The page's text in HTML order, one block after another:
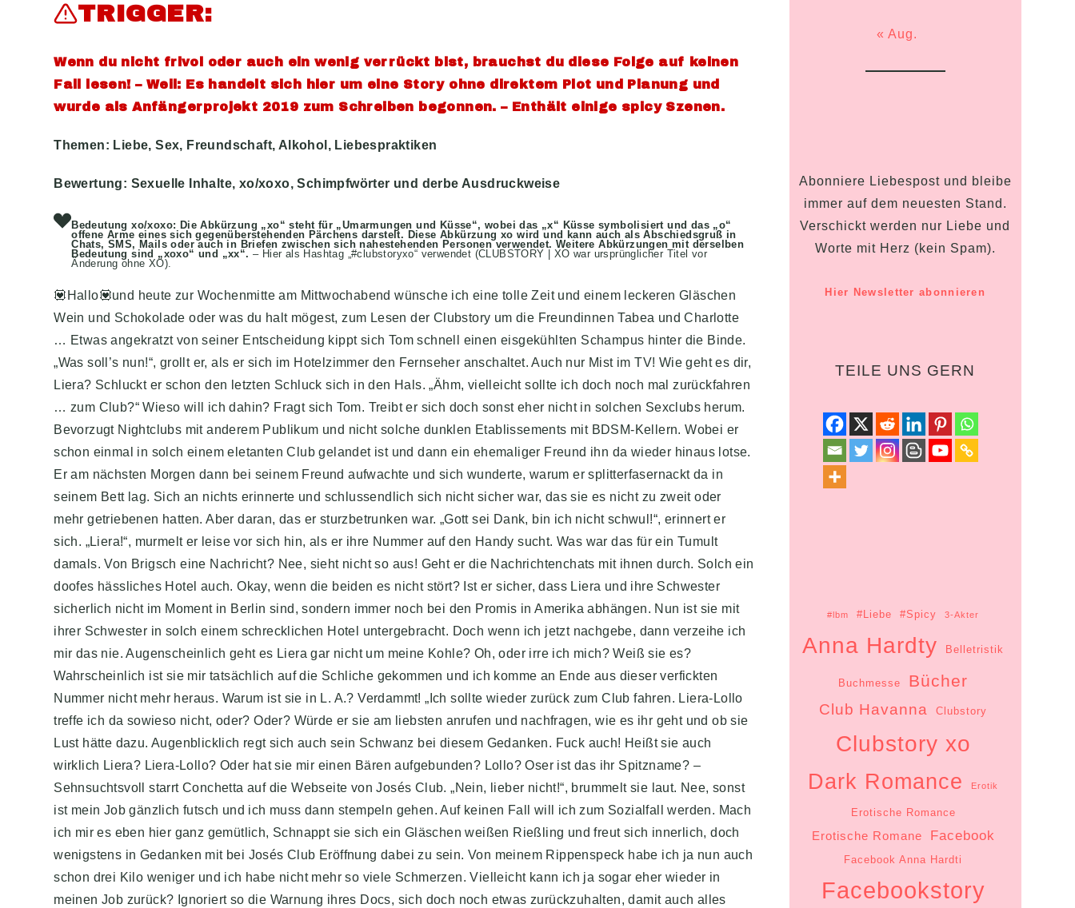
TRIGGER:
Wenn du nicht frivol oder auch ein wenig verrückt bist, brauchst du diese Folge auf keinen
Fall lesen! – Weil: Es handelt sich hier um eine Story ohne direktem Plot und Planung und
wurde als Anfängerprojekt 2019 zum Schreiben begonnen. – Enthält einige spicy Szenen.
Themen: Liebe, Sex, Freundschaft, Alkohol, Liebespraktiken
Bewertung: Sexuelle Inhalte, xo/xoxo, Schimpfwörter und derbe Ausdruckweise
Bedeutung xo/xoxo: Die Abkürzung „xo“ steht für „Umarmungen und Küsse“, wobei das „x“ Küsse symbolisiert und das „o“
offene Arme eines sich gegenüberstehenden Pärchens darstelt. Diese Abkürzung xo wird und kann auch als Abschiedsgruß in
Chats, SMS, Mails oder auch in Briefen zwischen sich nahestehenden Personen verwendet. Weitere Abkürzungen mit derselben
Bedeutung sind „xoxo“ und „xx“. – Hier als Hashtag „#clubstoryxo“ verwendet (CLUBSTORY | XO war ursprünglicher Titel vor
Änderung ohne XO).
💟Hallo💟und heute zur Wochenmitte am Mittwochabend wünsche ich eine tolle Zeit und einem leckeren Gläschen
Wein und Schokolade oder was du halt mögest, zum Lesen der Clubstory um die Freundinnen Tabea und Charlotte
… Etwas angekratzt von seiner Entscheidung kippt sich Tom schnell einen eisgekühlten Schampus hinter die Binde.
„Was soll’s nun!“, grollt er, als er sich im Hotelzimmer den Fernseher anschaltet. Auch nur Mist im TV! Wie geht es dir,
Liera? Schluckt er schon den letzten Schluck sich in den Hals. „Ähm, vielleicht sollte ich doch noch mal zurückfahren
… zum Club?“ Wieso will ich dahin? Fragt sich Tom. Treibt er sich doch sonst eher nicht in solchen Sexclubs herum.
Bevorzugt Nightclubs mit anderem Publikum und nicht solche dunklen Etablissements mit BDSM-Kellern. Wobei er
schon einmal in solch einem eletanten Club gelandet ist und dann ein ehemaliger Freund ihn da wieder hinaus lotse.
Er am nächsten Morgen dann bei seinem Freund aufwachte und sich wunderte, warum er splitterfasernackt da in
seinem Bett lag. Sich an nichts erinnerte und schlussendlich sich nicht sicher war, das sie es nicht zu zweit oder
mehr getriebenen hatten. Aber daran, das er sturzbetrunken war. „Gott sei Dank, bin ich nicht schwul!“, erinnert er
sich. „Liera!“, murmelt er leise vor sich hin, als er ihre Nummer auf den Handy sucht. Was war das für ein Tumult
damals. Von Brigsch eine Nachricht? Nee, sieht nicht so aus! Geht er die Nachrichtenchats mit ihnen durch. Solch ein
doofes hässliches Hotel auch. Okay, wenn die beiden es nicht stört? Ist er sicher, dass Liera und ihre Schwester
sicherlich nicht im Moment in Berlin sind, sondern immer noch bei den Promis in Amerika abhängen. Nun ist sie mit
ihrer Schwester in solch einem schrecklichen Hotel untergebracht. Doch wenn ich jetzt nachgebe, dann verzeihe ich
mir das nie. Augenscheinlich geht es Liera gar nicht um meine Kohle? Oh, oder irre ich mich? Weiß sie es?
Wahrscheinlich ist sie mir tatsächlich auf die Schliche gekommen und ich komme an Ende aus dieser verfickten
Nummer nicht mehr heraus. Warum ist sie in L. A.? Verdammt! „Ich sollte wieder zurück zum Club fahren. Liera-Lollo
treffe ich da sowieso nicht, oder? Oder? Würde er sie am liebsten anrufen und nachfragen, wie es ihr geht und ob sie
Lust hätte dazu. Augenblicklich regt sich auch sein Schwanz bei diesem Gedanken. Fuck auch! Heißt sie auch
wirklich Liera? Liera-Lollo? Oder hat sie mir einen Bären aufgebunden? Lollo? Oser ist das ihr Spitzname? –
Sehnsuchtsvoll starrt Conchetta auf die Webseite von Josés Club. „Nein, lieber nicht!“, brummelt sie laut. Nee, sonst
ist mein Job gänzlich futsch und ich muss dann stempeln gehen. Auf keinen Fall will ich zum Sozialfall werden. Mach
ich mir es eben hier ganz gemütlich, Schnappt sie sich ein Gläschen weißen Rießling und freut sich innerlich, doch
wenigstens in Gedanken mit bei Josés Club Eröffnung dabei zu sein. Von meinem Rippenspeck habe ich ja nun auch
schon drei Kilo weniger und ich habe nicht mehr so viele Schmerzen. Vielleicht kann ich ja sogar eher wieder in
meinen Job zurück? Ignoriert so die Warnung ihres Docs, sich doch noch etwas zurückzuhalten, damit auch alles
« Aug.
Abonniere Liebespost und bleibe
immer auf dem neuesten Stand.
Verschickt werden nur Liebe und
Worte mit Herz (kein Spam).
Hier Newsletter abonnieren
TEILE UNS GERN
#lbm #Liebe #Spicy 3-Akter
Anna Hardty Belletristik
Buchmesse Bücher
Club Havanna Clubstory
Clubstory xo
Dark Romance Erotik
Erotische Romance
Erotische Romane Facebook
Facebook Anna Hardti
Facebookstory